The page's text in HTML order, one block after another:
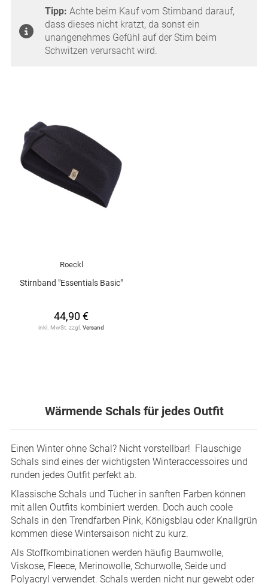
Tipp: Achte beim Kauf vom Stirnband darauf,
dass dieses nicht kratzt, da sonst ein
unangenehmes Gefühl auf der Stirn beim
Schwitzen verursacht wird.
Roeckl
Stirnband "Essentials Basic"
44,90 €
inkl. MwSt. zzgl. Versand
Wärmende Schals für jedes Outfit
Einen Winter ohne Schal? Nicht vorstellbar! Flauschige
Schals sind eines der wichtigsten Winteraccessoires und
runden jedes Outfit perfekt ab.
Klassische Schals und Tücher in sanften Farben können
mit allen Outfits kombiniert werden. Doch auch coole
Schals in den Trendfarben Pink, Königsblau oder Knallgrün
kommen diese Wintersaison nicht zu kurz.
Als Stoffkombinationen werden häufig Baumwolle,
Viskose, Fleece, Merinowolle, Schurwolle, Seide und
Polyacryl verwendet. Schals werden nicht nur gewebt oder